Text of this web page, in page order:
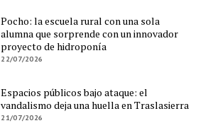
Pocho: la escuela rural con una sola
alumna que sorprende con un innovador
proyecto de hidroponía
22/07/2026
Espacios públicos bajo ataque: el
vandalismo deja una huella en Traslasierra
21/07/2026